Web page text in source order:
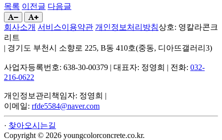
목록 이전글 다음글
회사소개 서비스이용약관 개인정보처리방침상호: 영칼라콘크
리트
| 경기도 부천시 소향로 225, B동 410호(중동, 디아뜨갤러리3)
사업자등록번호: 638-30-00379 | 대표자: 정영희 | 전화: 032-
216-0622
개인정보관리책임자: 정영희 |
이메일: rfde5584@naver.com
· 찾아오시는길
Copyright © 2026 youngcolorconcrete.co.kr.